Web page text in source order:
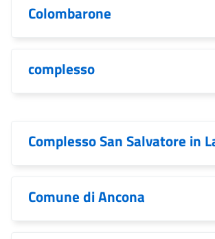
Colombarone
complesso
Complesso San Salvatore in
Comune di Ancona